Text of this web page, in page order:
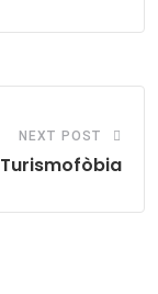
NEXT POST
Turismofòbia